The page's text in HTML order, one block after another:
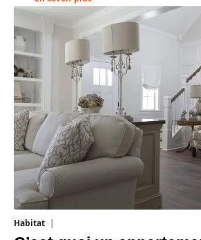
Habitat